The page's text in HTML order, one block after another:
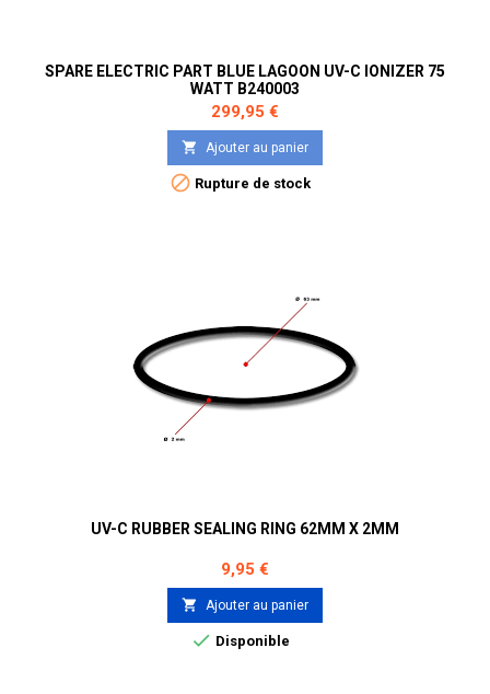
SPARE ELECTRIC PART BLUE LAGOON UV-C IONIZER 75
WATT B240003
Prix
299,95 €
 Ajouter au panier
 Rupture de stock
UV-C RUBBER SEALING RING 62MM X 2MM
Prix
9,95 €
 Ajouter au panier
 Disponible